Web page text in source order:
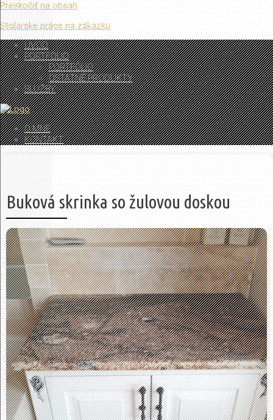
Preskočiť na obsah
Stolárske práce na zákazku
ÚVOD
PORTFÓLIO
PORTFÓLIO
OSTATNÉ PRODUKTY
SLUŽBY
O MNE
KONTAKT
Buková skrinka so žulovou doskou